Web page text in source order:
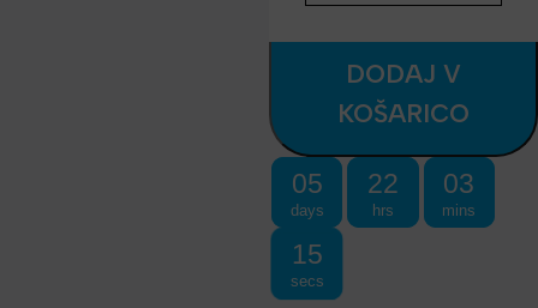
DODAJ V
KOŠARICO
05
days
22
hrs
03
mins
15
secs